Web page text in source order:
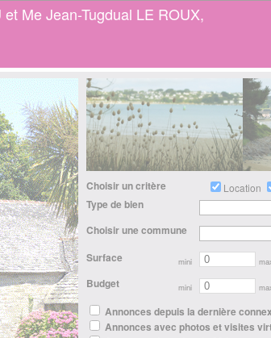
Me Jean-Tugdual LE ROUX,
Choisir un critère Location
Type de bien
Choisir une commune
Surface mini
Budget mini
Annonces depuis la dernière
Annonces avec photos et visites